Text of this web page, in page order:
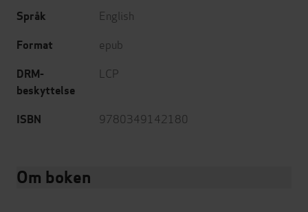
Språk English
Format epub
DRM-
beskyttelse
LCP
ISBN 9780349142180
Om boken